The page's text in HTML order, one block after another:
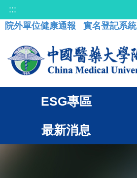
:::
院外單位健康通報
實名登記系統
ESG專區
最新消息